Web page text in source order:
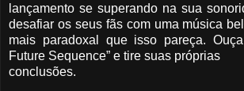
lançamento se superando na sua
desafiar os seus fãs com uma música
mais paradoxal que isso pareça.
Future Sequence” e tire suas próprias
conclusões.